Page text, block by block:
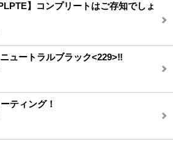
】コンプリートはご存知でしょ
ュートラルブラック<229>‼️
ティング！